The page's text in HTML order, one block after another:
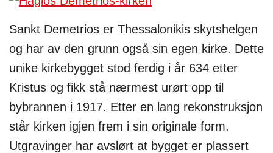
Sankt Demetrios er Thessalonikis skytshelgen
og har av den grunn også sin egen kirke. Dette
unike kirkebygget stod ferdig i år 634 etter
Kristus og fikk stå nærmest urørt opp til
bybrannen i 1917. Etter en lang rekonstruksjon
står kirken igjen frem i sin originale form.
Utgravinger har avslørt at bygget er plassert